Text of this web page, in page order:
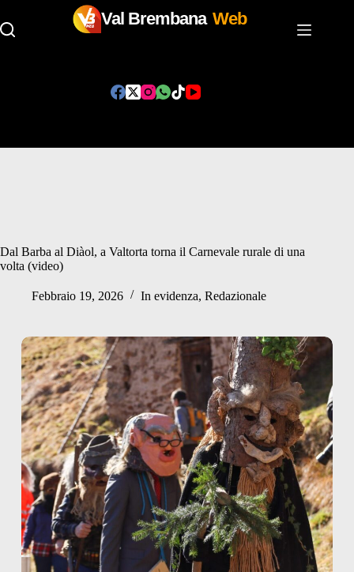
Val Brembana Web
Dal Barba al Diàol, a Valtorta torna il Carnevale rurale di una
volta (video)
Febbraio 19, 2026 In evidenza, Redazionale